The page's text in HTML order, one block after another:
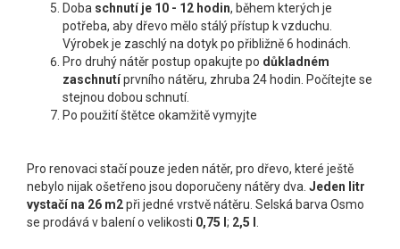
Doba schnutí je 10 - 12 hodin, během kterých je
potřeba, aby dřevo mělo stálý přístup k vzduchu.
Výrobek je zaschlý na dotyk po přibližně 6 hodinách.
Pro druhý nátěr postup opakujte po důkladném
zaschnutíprvního nátěru, zhruba 24 hodin. Počítejte se
stejnou dobou schnutí.
Po použití štětce okamžitě vymyjte
Pro renovaci stačí pouze jeden nátěr, pro dřevo, které ještě
nebylo nijak ošetřeno jsou doporučeny nátěry dva. Jeden litr
vystačí na 26 m2při jedné vrstvě nátěru. Selská barva Osmo
se prodává v balení o velikosti 0,75 l ; 2,5 l